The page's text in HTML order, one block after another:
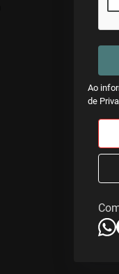
Ao
de